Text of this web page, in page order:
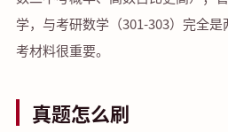
学，与考研数学（301-303）完全
考材料很重要。
真题怎么刷